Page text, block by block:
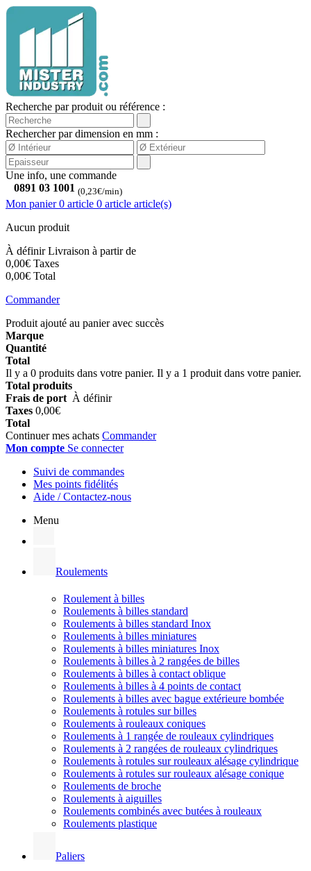
Recherche par produit ou référence :
Rechercher par dimension en mm :
Une info, une commande
0891 03 1001 (0,23€/min)
Mon panier 0 article 0 article article(s)
Aucun produit
À définirLivraison à partir de
0,00€ Taxes
0,00€ Total
Commander
Produit ajouté au panier avec succès
Marque
Quantité
Total
Il y a 0 produits dans votre panier. Il y a 1 produit dans votre panier.
Total produits
Frais de port À définir
Taxes 0,00€
Total
Continuer mes achats Commander
Mon compte Se connecter
Suivi de commandes
Mes points fidélités
Aide / Contactez-nous
Menu
Roulements
Roulement à billes
Roulements à billes standard
Roulements à billes standard Inox
Roulements à billes miniatures
Roulements à billes miniatures Inox
Roulements à billes à 2 rangées de billes
Roulements à billes à contact oblique
Roulements à billes à 4 points de contact
Roulements à billes avec bague extérieure bombée
Roulements à rotules sur billes
Roulements à rouleaux coniques
Roulements à 1 rangée de rouleaux cylindriques
Roulements à 2 rangées de rouleaux cylindriques
Roulements à rotules sur rouleaux alésage cylindrique
Roulements à rotules sur rouleaux alésage conique
Roulements de broche
Roulements à aiguilles
Roulements combinés avec butées à rouleaux
Roulements plastique
Paliers